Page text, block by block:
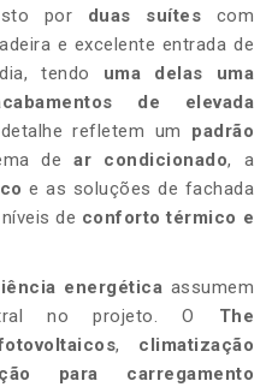
por duas suítes com
e excelente entrada de
tendo uma delas uma
de elevada
refletem um padrão
dear condicionado, a
e as soluções de fachada
de conforto térmico e
energética assumem
no projeto. O The
, climatização
para carregamento